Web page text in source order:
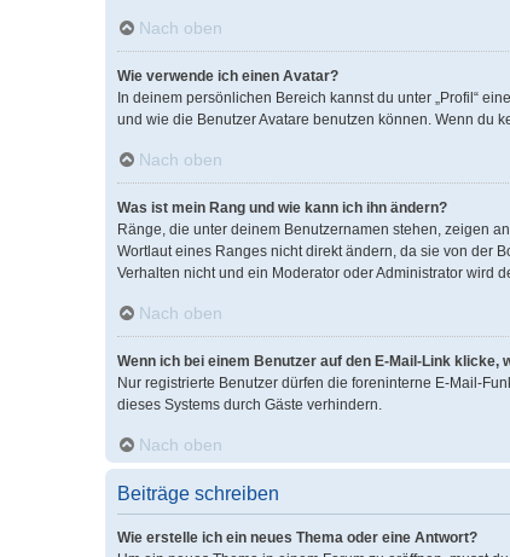
Nach oben
Wie verwende ich einen Avatar?
In deinem persönlichen Bereich kannst du unter „Profil“
und wie die Benutzer Avatare benutzen können. Wenn du
Nach oben
Was ist mein Rang und wie kann ich ihn ändern?
Ränge, die unter deinem Benutzernamen stehen, zeigen
Wortlaut eines Ranges nicht direkt ändern, da sie von der
Verhalten nicht und ein Moderator oder Administrator wird
Nach oben
Wenn ich bei einem Benutzer auf den E-Mail-Link
Nur registrierte Benutzer dürfen die foreninterne E-Mail-
dieses Systems durch Gäste verhindern.
Nach oben
Beiträge schreiben
Wie erstelle ich ein neues Thema oder eine Antwort?